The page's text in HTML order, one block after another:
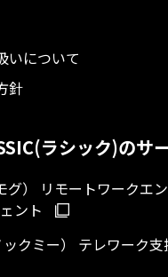
いについて
針
ラシック)のサ
グ） リモートワークエ
ント
クミー） テレワーク支